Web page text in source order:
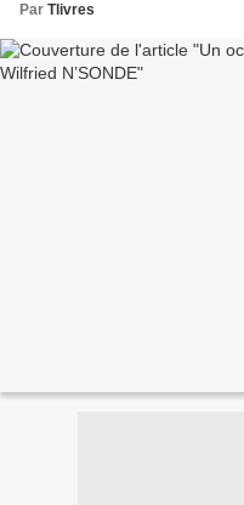
Par Tlivres